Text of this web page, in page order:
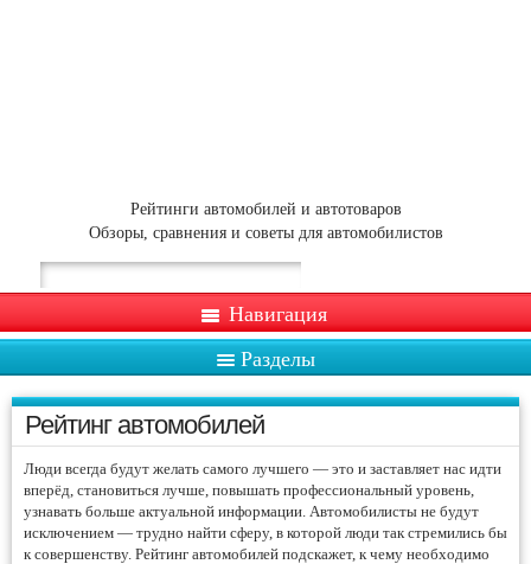
Рейтинги автомобилей и автотоваров
Обзоры, сравнения и советы для автомобилистов
Навигация
Разделы
Рейтинг автомобилей
Люди всегда будут желать самого лучшего — это и заставляет нас идти
вперёд, становиться лучше, повышать профессиональный уровень,
узнавать больше актуальной информации. Автомобилисты не будут
исключением — трудно найти сферу, в которой люди так стремились бы
к совершенству. Рейтинг автомобилей подскажет, к чему необходимо